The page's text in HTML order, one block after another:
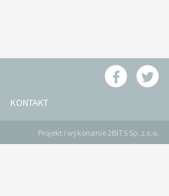
KONTAKT
Projekt i wykonanie 2BITS Sp. z o.o.